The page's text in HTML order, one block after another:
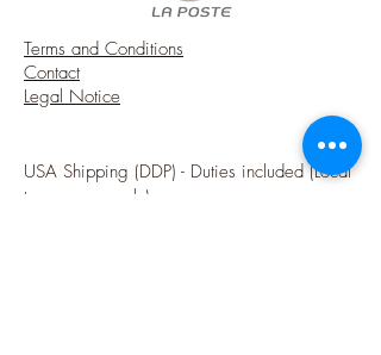
A touch of charm from France for your
French style miniature house.
♥ Note that my workshop is smoke-free.
♥
Terms and Conditions
Contact
Legal Notice
USA Shipping (DDP) - Duties included (Local
taxes may apply)